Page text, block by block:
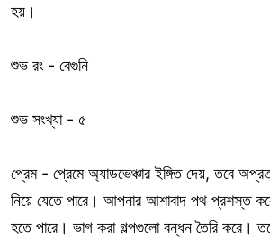
হয়।
শুভ রং - বেগুনি
শুভ সংখ্যা - ৫
প্রেম - প্রেমে অ্যাডভেঞ্চার ইঙ্গিত দেয়, তবে
নিয়ে যেতে পারে। আপনার আশাবাদ পথ প্রশস্ত
হতে পারে। ভাগ করা গল্পগুলো বন্ধন তৈরি করে।